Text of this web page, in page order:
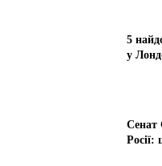
5
у
Сенат
Росії: